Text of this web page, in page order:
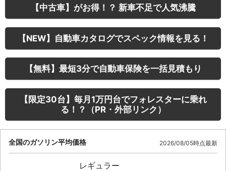
【中古車】がお得！？ 新車不足で人気沸騰
【NEW】自動車カタログでスペック情報を見る！
【無料】最短3分で自動車保険を一括見積もり
【限定30台】毎月1万円台でフォレスターに乗れ
る！？（PR・外部リンク）
全国のガソリン平均価格 2026/08/05時点最新
レギュラー